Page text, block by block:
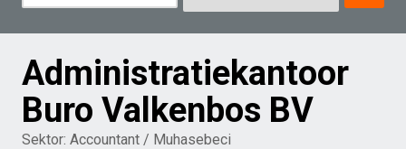
Administratiekantoor
Buro Valkenbos BV
Sektor: Accountant / Muhasebeci